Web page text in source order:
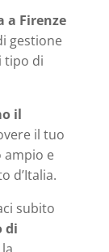
a Firenze
gestione
tipo di
il
il tuo
ampio e
d’Italia.
subito
di